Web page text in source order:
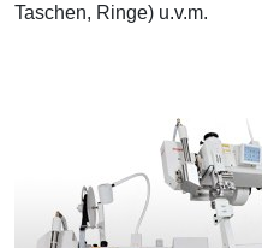
Taschen, Ringe) u.v.m.